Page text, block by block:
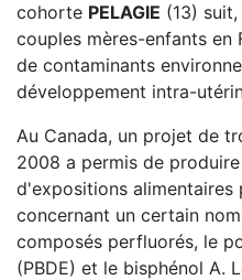
cohorte PELAGIE (13)
couples mères-enfants
de contaminants
développement intra-
Au Canada, un projet de
2008 a permis de
d'expositions alimentaires
concernant un certain
composés perfluorés, le
(PBDE) et le bisphénol A.